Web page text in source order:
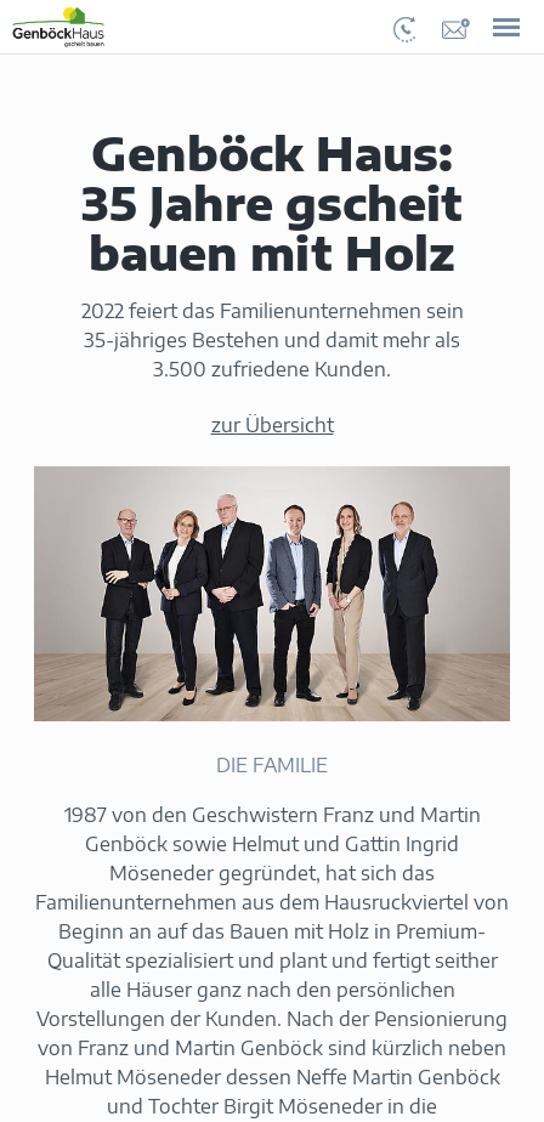
Genböck Haus:
35 Jahre gscheit
bauen mit Holz
2022 feiert das Familienunternehmen sein
35-jähriges Bestehen und damit mehr als
3.500 zufriedene Kunden.
zur Übersicht
DIE FAMILIE
1987 von den Geschwistern Franz und Martin
Genböck sowie Helmut und Gattin Ingrid
Möseneder gegründet, hat sich das
Familienunternehmen aus dem Hausruckviertel von
Beginn an auf das Bauen mit Holz in Premium-
Qualität spezialisiert und plant und fertigt seither
alle Häuser ganz nach den persönlichen
Vorstellungen der Kunden. Nach der Pensionierung
von Franz und Martin Genböck sind kürzlich neben
Helmut Möseneder dessen Neffe Martin Genböck
und Tochter Birgit Möseneder in die